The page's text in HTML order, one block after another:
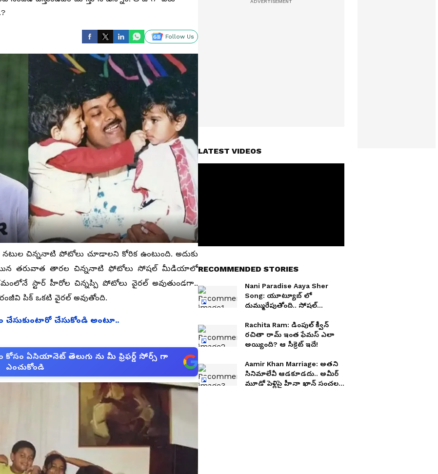
Follow Us
చిన్ననాటి పోటోలు చూడాలని కోరిక ఉంటుంది. అదుకు
తరువాత తారల చిన్ననాటి ఫోటోలు సోషల్ మీడియాలో
స్టార్ హీరోల చిన్నప్పి పోటోలు వైరల్ అవుతుండగా..
పిక్ ఒకటి వైరల్ అవుతోంది.
చేసుకుంటారో చేసుకోండి అంటూ..
ఏసియానెట్ తెలుగు ను మీ ఫ్రిఫర్డ్ సోర్స్ గా
ఎంచుకోండి
LATEST VIDEOS
RECOMMENDED STORIES
Nani Paradise Aaya Sher
Song: యూట్యూబ్ లో
దుమ్మురేపుతోంది.. సోషల్
Rachita Ram: డింపుల్ క్వీన్
రచితా రామ్ ఇంత ఫేమస్ ఎలా
అయ్యింది? ఆ సీక్రెట్ ఇదే!
Aamir Khan Marriage: అతని
సినిమాలేవీ ఆడకూడదు.. అమీర్
మూడో పెళ్లిపై హీనా ఖాన్ సంచలన